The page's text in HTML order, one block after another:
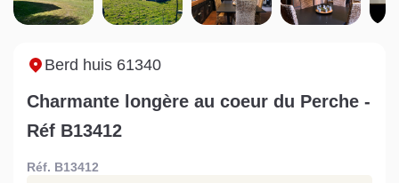
Sarthe pour booster sa
vente
quelles sont les
conséquences ?
Berd huis 61340
Charmante longère au coeur du Perche -
Réf B13412
Réf. B13412